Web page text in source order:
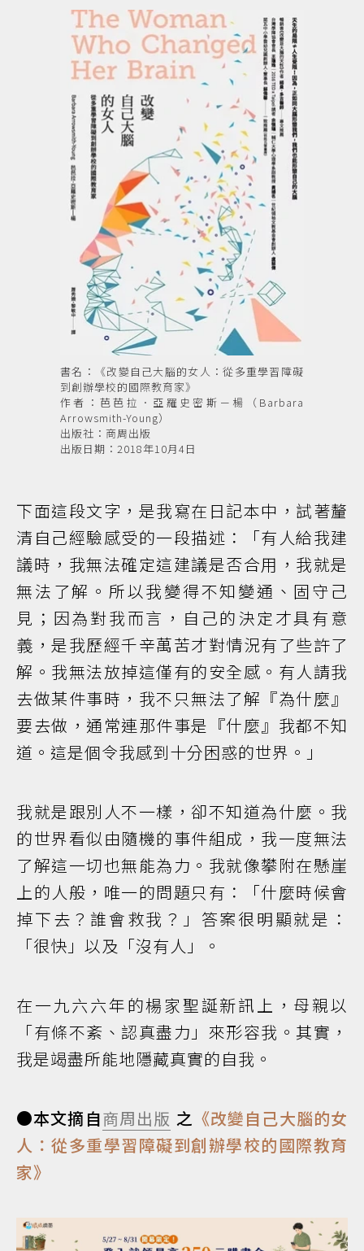
書名：《改變自己大腦的女人：從多重學習障礙
到創辦學校的國際教育家》
作者：芭芭拉．亞羅史密斯－楊（Barbara
Arrowsmith-Young）
出版社：商周出版
出版日期：2018年10月4日
下面這段文字，是我寫在日記本中，試著釐
清自己經驗感受的一段描述：「有人給我建
議時，我無法確定這建議是否合用，我就是
無法了解。所以我變得不知變通、固守己
見；因為對我而言，自己的決定才具有意
義，是我歷經千辛萬苦才對情況有了些許了
解。我無法放掉這僅有的安全感。有人請我
去做某件事時，我不只無法了解『為什麼』
要去做，通常連那件事是『什麼』我都不知
道。這是個令我感到十分困惑的世界。」
我就是跟別人不一樣，卻不知道為什麼。我
的世界看似由隨機的事件組成，我一度無法
了解這一切也無能為力。我就像攀附在懸崖
上的人般，唯一的問題只有：「什麼時候會
掉下去？誰會救我？」答案很明顯就是：
「很快」以及「沒有人」。
在一九六六年的楊家聖誕新訊上，母親以
「有條不紊、認真盡力」來形容我。其實，
我是竭盡所能地隱藏真實的自我。
●本文摘自商周出版 之 《改變自己大腦的女
人：從多重學習障礙到創辦學校的國際教育
家》